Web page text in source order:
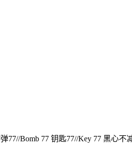
77//Bomb 77 钥匙77//Key 77 黑心